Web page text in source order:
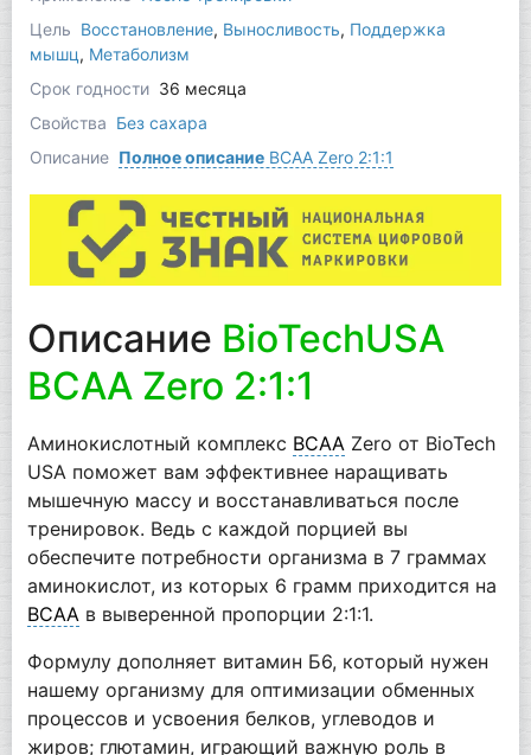
Цель Восстановление, Выносливость, Поддержка
мышц, Метаболизм
Срок годности 36 месяца
Свойства Без сахара
Описание Полное описаниеBCAA Zero 2:1:1
Описание BioTechUSA
BCAA Zero 2:1:1
Аминокислотный комплекс BCAAZero от BioTech
USA поможет вам эффективнее наращивать
мышечную массу и восстанавливаться после
тренировок. Ведь с каждой порцией вы
обеспечите потребности организма в 7 граммах
аминокислот, из которых 6 грамм приходится на
BCAAв выверенной пропорции 2:1:1.
Формулу дополняет витамин Б6, который нужен
нашему организму для оптимизации обменных
процессов и усвоения белков, углеводов и
жиров; глютамин, играющий важную роль в